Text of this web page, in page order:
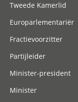
Tweede Kamerlid
Europarlementariër
Fractievoorzitter
Partijleider
Minister-president
Minister